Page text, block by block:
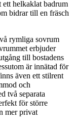
ett helkaklat badrum
bidrar till en fräsch
rymliga sovrum
erbjuder
till bostadens
är innätad för
även ett stilrent
och
två separata
för större
mer privat